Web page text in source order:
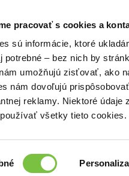
pracovať s cookies a
sú informácie, ktoré
potrebné – bez nich by
umožňujú zisťovať, ako
nám dovoľujú
reklamy. Niektoré
všetky tieto cookies.
Weinfeld
Našli sme